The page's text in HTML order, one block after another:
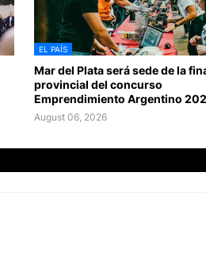
EL PAÍS
Mar del Plata será sede de la
provincial del concurso
Emprendimiento Argentino
August 06, 2026